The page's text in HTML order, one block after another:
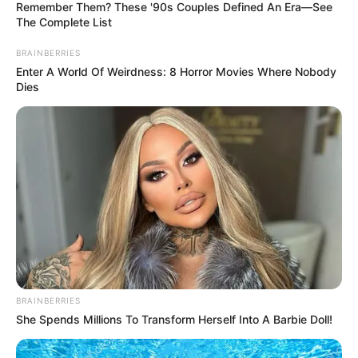
TEMAS DESTACADOS
RECIBO DEL AGUA
LOCALIDAD DE USAQUÉN
CUNDINAMARCA
DESAPARECIDOS
CORTES DE LUZ
LOCALIDAD DE ENGATIVÁ
REGIOTRAM DE OCCIDENTE
LOCALIDAD DE SUBA
Remember Them? These '90s Couples Defined An Era—See
The Complete List
BRAINBERRIES
Enter A World Of Weirdness: 8 Horror Movies Where Nobody
Dies
BRAINBERRIES
She Spends Millions To Transform Herself Into A Barbie Doll!